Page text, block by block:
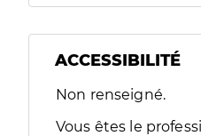
ACCESSIBILITÉ
Filtres
Sélectionnez un ou
Non renseigné.
Vous êtes le